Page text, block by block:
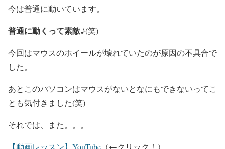
今は普通に動いています。
普通に動くって素敵♪(笑)
今回はマウスのホイールが壊れていたのが原因の不具合で
した。
あとこのパソコンはマウスがないとなにもできないってこ
とも気付きました(笑)
それでは、また。。。
【動画レッスン】YouTube （←クリック！）